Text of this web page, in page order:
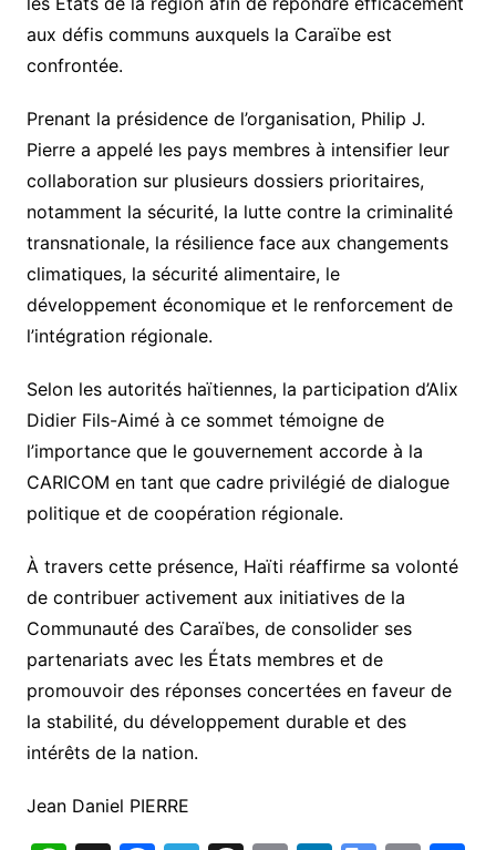
aux défis communs auxquels la Caraïbe est
confrontée.
Prenant la présidence de l’organisation, Philip J.
Pierre a appelé les pays membres à intensifier leur
collaboration sur plusieurs dossiers prioritaires,
notamment la sécurité, la lutte contre la criminalité
transnationale, la résilience face aux changements
climatiques, la sécurité alimentaire, le
développement économique et le renforcement de
l’intégration régionale.
Selon les autorités haïtiennes, la participation d’Alix
Didier Fils-Aimé à ce sommet témoigne de
l’importance que le gouvernement accorde à la
CARICOM en tant que cadre privilégié de dialogue
politique et de coopération régionale.
À travers cette présence, Haïti réaffirme sa volonté
de contribuer activement aux initiatives de la
Communauté des Caraïbes, de consolider ses
partenariats avec les États membres et de
promouvoir des réponses concertées en faveur de
la stabilité, du développement durable et des
intérêts de la nation.
Jean Daniel PIERRE